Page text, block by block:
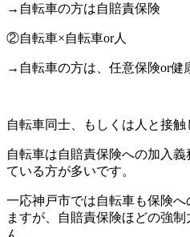
→自転車の方は自賠責保険
②自転車×自転車or人
→自転車の方は、任意保険or健
自転車同士、もしくは人と接触
自転車は自賠責保険への加入
ている方が多いです。
一応神戸市では自転車も保険
ますが、自賠責保険ほどの強
ん。